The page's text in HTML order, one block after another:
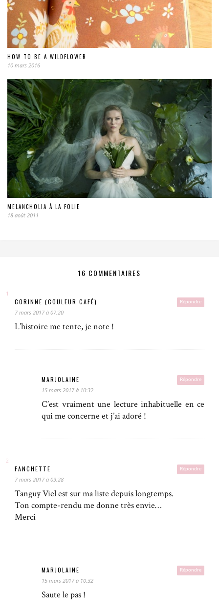
HOW TO BE A WILDFLOWER
10 mars 2016
MELANCHOLIA À LA FOLIE
18 août 2011
16 COMMENTAIRES
Répondre
CORINNE (COULEUR CAFÉ)
7 mars 2017 à 07:20
L’histoire me tente, je note !
Répondre
MARJOLAINE
15 mars 2017 à 10:32
C’est vraiment une lecture inhabituelle en ce
qui me concerne et j’ai adoré !
Répondre
FANCHETTE
7 mars 2017 à 09:28
Tanguy Viel est sur ma liste depuis longtemps.
Ton compte-rendu me donne très envie…
Merci
Répondre
MARJOLAINE
15 mars 2017 à 10:32
Saute le pas !